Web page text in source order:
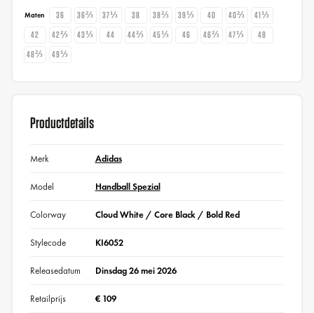
Maten 36 36⅔ 37⅓ 38 38⅔ 39⅓ 40 40⅔
41⅓
42
42⅔ 43⅓ 44 44⅔ 45⅓ 46 46⅔ 47⅓
48
48⅔
49⅓
Productdetails
Merk Adidas
Model Handball Spezial
Colorway Cloud White / Core Black / Bold Red
Stylecode KI6052
Releasedatum Dinsdag 26 mei 2026
Retailprijs € 109